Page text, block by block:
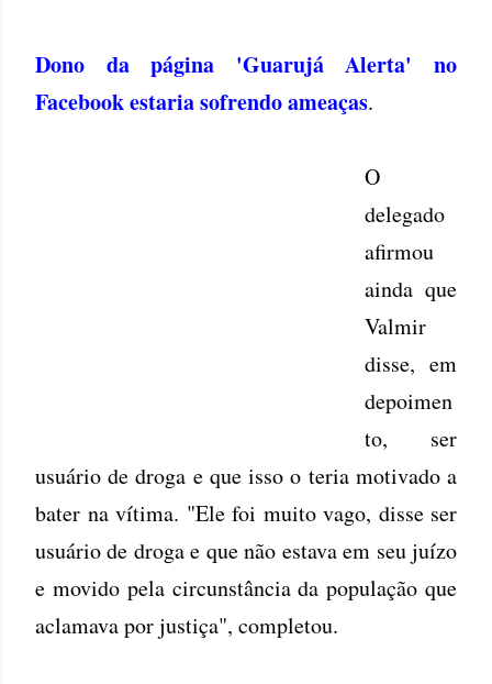
Dono da página 'Guarujá Alerta' no
Facebook estaria sofrendo ameaças.
O
delegado
afirmou
ainda que
Valmir
disse, em
depoimen
to, ser
usuário de droga e que isso o teria motivado a
bater na vítima. "Ele foi muito vago, disse ser
usuário de droga e que não estava em seu juízo
e movido pela circunstância da população que
aclamava por justiça", completou.